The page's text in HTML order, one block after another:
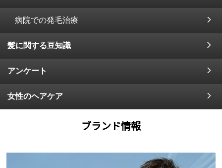
病院での発毛治療
髪に関する豆知識
アンケート
女性のヘアケア
ブランド情報